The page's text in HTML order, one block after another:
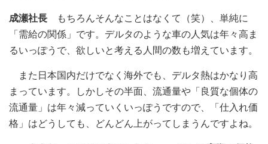
成瀬社長 もちろんそんなことはなくて（笑）、単純に
「需給の関係」です。デルタのような車の人気は年々高ま
るいっぽうで、欲しいと考える人間の数も増えています。
また日本国内だけでなく海外でも、デルタ熱はかなり高
まっています。しかしその半面、流通量や「良質な個体の
流通量」は年々減っていくいっぽうですので、「仕入れ価
格」はどうしても、どんどん上がってしまうんですよね。